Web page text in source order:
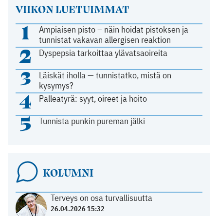
VIIKON LUETUIMMAT
1
Ampiaisen pisto – näin hoidat pistoksen ja
tunnistat vakavan allergisen reaktion
2 Dyspepsia tarkoittaa ylävatsaoireita
3
Läiskät iholla — tunnistatko, mistä on
kysymys?
4 Palleatyrä: syyt, oireet ja hoito
5 Tunnista punkin pureman jälki
KOLUMNI
Terveys on osa turvallisuutta
26.04.2026 15:32